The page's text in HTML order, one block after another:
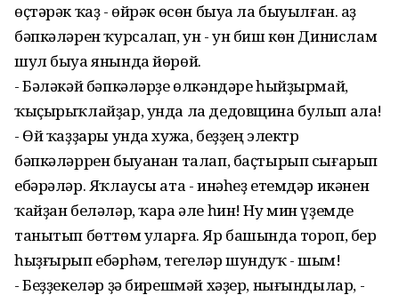
өҫтәрәк ҡаҙ - өйрәк өсөн быуа ла быуылған. Ҡаҙ
бәпкәләрен ҡурсалап, ун - ун биш көн Динислам
шул быуа янында йөрөй.
- Бәләкәй бәпкәләрҙе өлкәндәре һыйҙырмай,
ҡыҫырыҡлайҙар, унда ла дедовщина булып ала!
- Өй ҡаҙҙары унда хужа, беҙҙең электр
бәпкәләррен быуанан талап, баҫтырып сығарып
ебәрәләр. Яҡлаусы ата - инәһеҙ етемдәр икәнен
ҡайҙан беләләр, ҡара әле һин! Ну мин үҙемде
танытып бөттөм уларға. Яр башында тороп, бер
һыҙғырып ебәрһәм, тегеләр шундуҡ - шым!
- Беҙҙекеләр ҙә бирешмәй хәҙер, нығындылар, -